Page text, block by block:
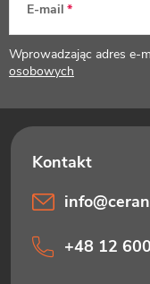
k
a
E-mail
Wprowadzając adres e-
osobowych
info@
+48 12